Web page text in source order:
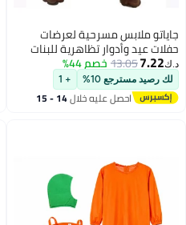
جاياتو ملابس مسرحية لعرضات
حفلات عيد وأدوار تظاهرية للبنات
والبنين بتصميم الدب الأبيض والدب
البني XL
د.ك‏7.22
13.05خصم 44%
لك رصيد مسترجع 10% + 1
احصل عليه خلال 14 - 15